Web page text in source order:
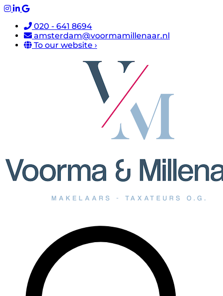
020 - 641 8694
amsterdam@voormamillenaar.nl
To our website ›